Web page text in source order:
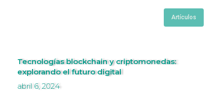
Artículos
Tecnologías blockchain y criptomonedas:
explorando el futuro digital
abril 6, 2024